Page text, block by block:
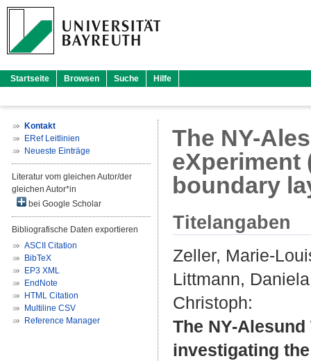
Startseite Browsen Suche Hilfe
Kontakt
ERef Leitlinien
Neueste Einträge
Literatur vom gleichen Autor/der
gleichen Autor*in
bei Google Scholar
Bibliografische Daten exportieren
ASCII Citation
BibTeX
EP3 XML
EndNote
HTML Citation
Multiline CSV
Reference Manager
The NY-
eXperiment
boundary
Titelangaben
Zeller, Marie-
Littmann, Daniela
Christoph:
The NY-
investigating